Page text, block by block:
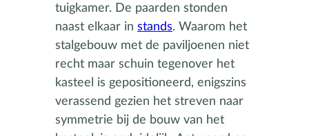
tuigkamer. De paarden stonden
naast elkaar in stands. Waarom het
stalgebouw met de paviljoenen niet
recht maar schuin tegenover het
kasteel is gepositioneerd, enigszins
verassend gezien het streven naar
symmetrie bij de bouw van het